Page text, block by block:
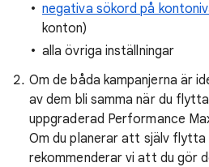
negativa sökord på
konton)
alla övriga inställningar
Om de båda kampanjerna är
av dem bli samma när du
uppgraderad Performance
Om du planerar att själv
rekommenderar vi att du gör